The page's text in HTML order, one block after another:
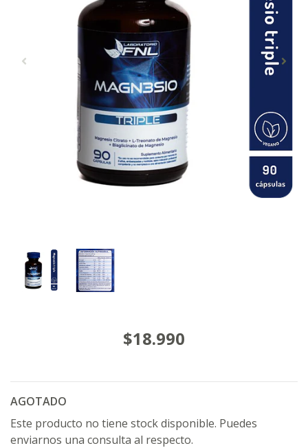
$18.990
AGOTADO
Este producto no tiene stock disponible. Puedes
enviarnos una consulta al respecto.